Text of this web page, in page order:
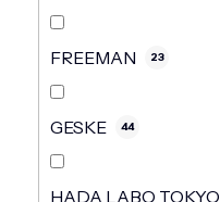
FREEMAN 23
GESKE 44
HADA LABO TOKYO